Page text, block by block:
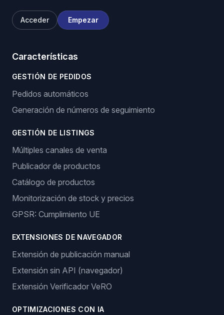
Acceder Empezar
Características
GESTIÓN DE PEDIDOS
Pedidos automáticos
Generación de números de seguimiento
GESTIÓN DE LISTINGS
Múltiples canales de venta
Publicador de productos
Catálogo de productos
Monitorización de stock y precios
GPSR: Cumplimiento UE
EXTENSIONES DE NAVEGADOR
Extensión de publicación manual
Extensión sin API (navegador)
Extensión Verificador VeRO
OPTIMIZACIONES CON IA